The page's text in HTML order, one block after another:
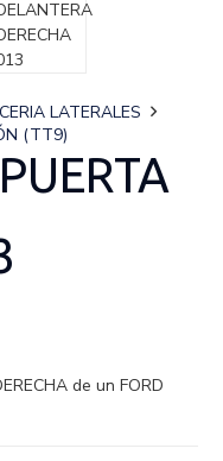
LATERALES
(TT9)
de un FORD